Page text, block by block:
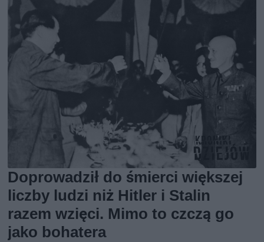
Doprowadził do śmierci większej
liczby ludzi niż Hitler i Stalin
razem wzięci. Mimo to czczą go
jako bohatera